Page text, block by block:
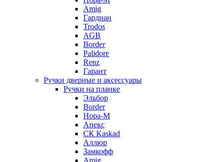
Amig
Гардиан
Trodos
AGB
Border
Palidore
Renz
Гарант
Ручки дверные и аксессуары
Ручки на планке
Эльбор
Border
Нора-М
Апекс
CК Kaskad
Аллюр
Замкофф